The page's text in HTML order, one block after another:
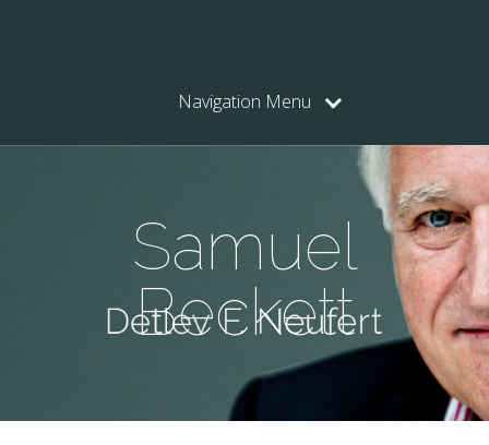
Navigation Menu
Samuel
Beckett